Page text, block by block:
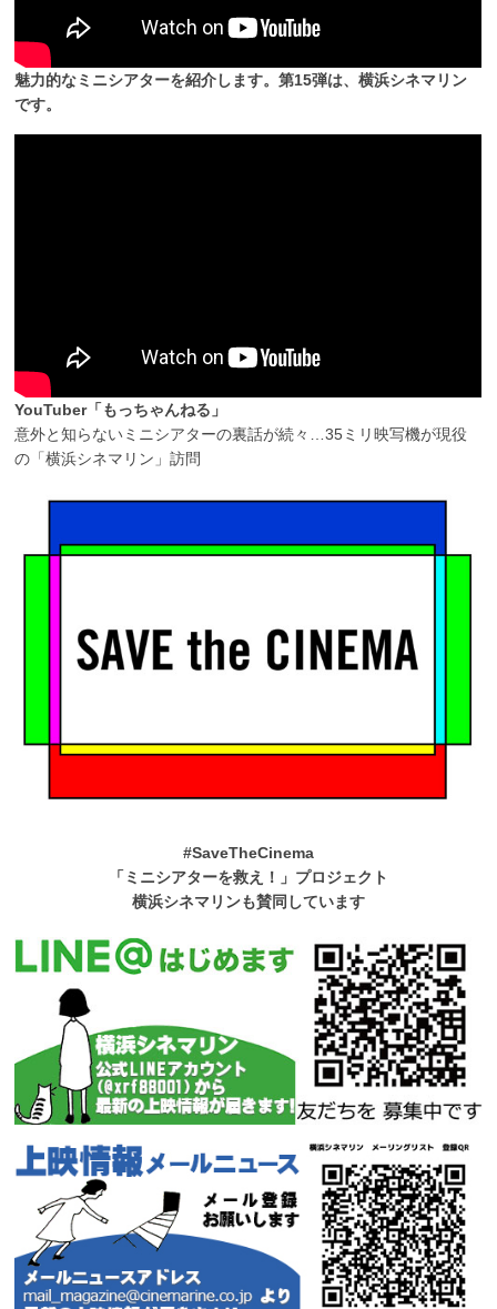
魅力的なミニシアターを紹介します。第15弾は、横浜シネマリン
です。
YouTuber「もっちゃんねる」
意外と知らないミニシアターの裏話が続々…35ミリ映写機が現役
の「横浜シネマリン」訪問
#SaveTheCinema
「ミニシアターを救え！」プロジェクト
横浜シネマリンも賛同しています